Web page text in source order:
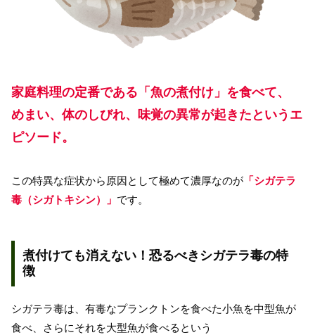
家庭料理の定番である「魚の煮付け」を食べて、
めまい、体のしびれ、味覚の異常が起きたというエ
ピソード。
この特異な症状から原因として極めて濃厚なのが 「シガテラ
毒（シガトキシン）」 です。
煮付けても消えない！恐るべきシガテラ毒の特
徴
シガテラ毒は、有毒なプランクトンを食べた小魚を中型魚が
食べ、さらにそれを大型魚が食べるという